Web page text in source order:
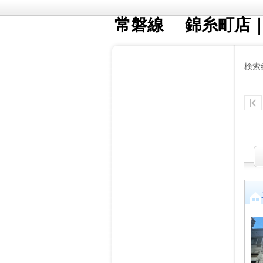
常磐線 錦糸町店
検索